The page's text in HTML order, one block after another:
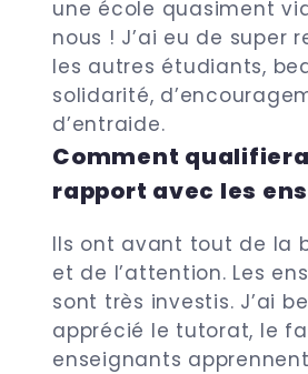
une école quasiment
nous ! J’ai eu de super
les autres étudiants,
solidarité,
d’entraide.
Comment
rapport avec les
Ils ont avant tout de la
et de l’attention. Les
sont très investis. J’ai
apprécié le tutorat, le
enseignants